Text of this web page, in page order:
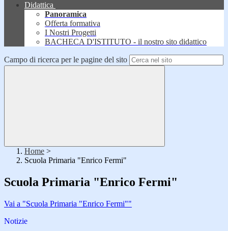
Didattica
Panoramica
Offerta formativa
I Nostri Progetti
BACHECA D'ISTITUTO - il nostro sito didattico
Campo di ricerca per le pagine del sito
Home >
Scuola Primaria "Enrico Fermi"
Scuola Primaria "Enrico Fermi"
Vai a "Scuola Primaria "Enrico Fermi""
Notizie